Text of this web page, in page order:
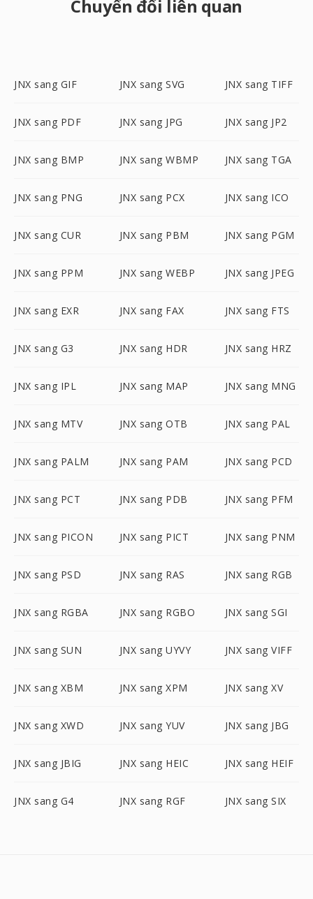
Chuyển đổi liên quan
JNX sang GIF JNX sang SVG JNX sang TIFF
JNX sang PDF JNX sang JPG JNX sang JP2
JNX sang BMP JNX sang WBMP JNX sang TGA
JNX sang PNG JNX sang PCX JNX sang ICO
JNX sang CUR JNX sang PBM JNX sang PGM
JNX sang PPM JNX sang WEBP JNX sang JPEG
JNX sang EXR JNX sang FAX JNX sang FTS
JNX sang G3 JNX sang HDR JNX sang HRZ
JNX sang IPL JNX sang MAP JNX sang MNG
JNX sang MTV JNX sang OTB JNX sang PAL
JNX sang PALM JNX sang PAM JNX sang PCD
JNX sang PCT JNX sang PDB JNX sang PFM
JNX sang PICON JNX sang PICT JNX sang PNM
JNX sang PSD JNX sang RAS JNX sang RGB
JNX sang RGBA JNX sang RGBO JNX sang SGI
JNX sang SUN JNX sang UYVY JNX sang VIFF
JNX sang XBM JNX sang XPM JNX sang XV
JNX sang XWD JNX sang YUV JNX sang JBG
JNX sang JBIG JNX sang HEIC JNX sang HEIF
JNX sang G4 JNX sang RGF JNX sang SIX